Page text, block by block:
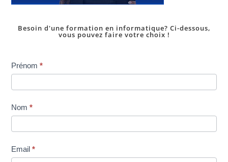
Besoin d'une formation en informatique? Ci-dessous,
vous pouvez faire votre choix !
Inscription
dans
une
Prénom*
Nom*
Email*